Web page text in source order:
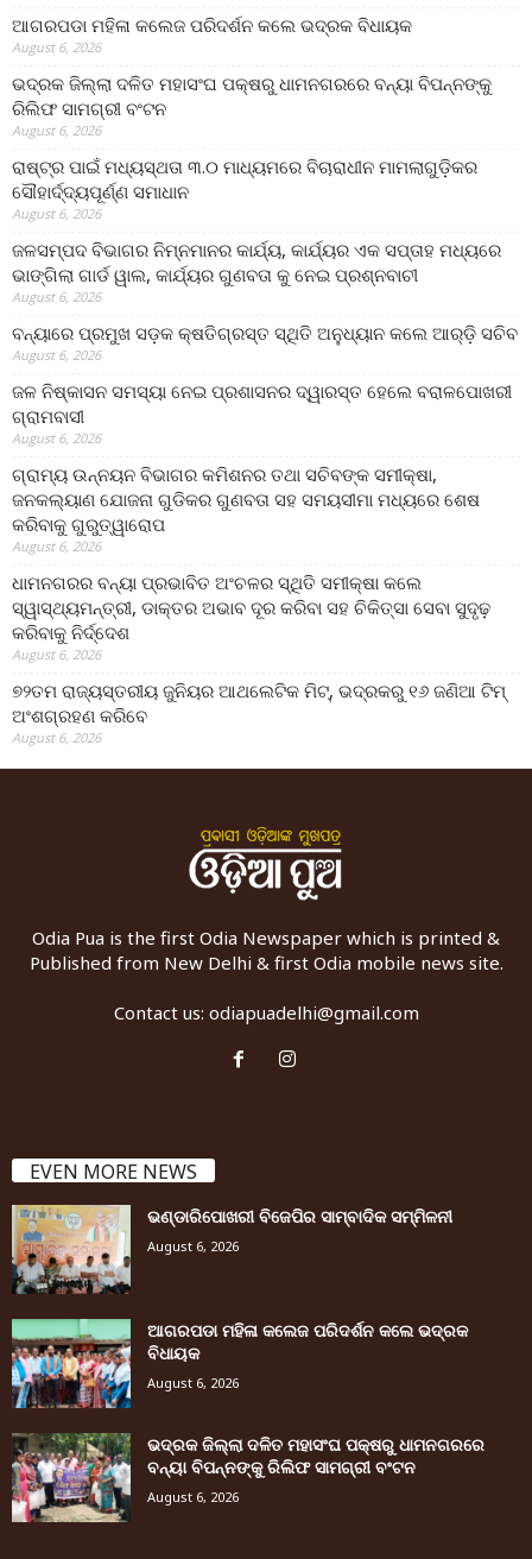
ଆଗରପଡା ମହିଳା କଲେଜ ପରିଦର୍ଶନ କଲେ ଭଦ୍ରକ ବିଧାୟକ
August 6, 2026
ଭଦ୍ରକ ଜିଲ୍ଲା ଦଳିତ ମହାସଂଘ ପକ୍ଷରୁ ଧାମନଗରରେ ବନ୍ୟା ବିପନ୍ନଙ୍କୁ
ରିଲିଫ ସାମଗ୍ରୀ ବଂଟନ
August 6, 2026
ରାଷ୍ଟ୍ର ପାଇଁ ମଧ୍ୟସ୍ଥତା ୩.୦ ମାଧ୍ୟମରେ ବିଚାରାଧୀନ ମାମଲାଗୁଡ଼ିକର
ସୌହାର୍ଦ୍ଦ୍ୟପୂର୍ଣ୍ଣ ସମାଧାନ
August 6, 2026
ଜଳସମ୍ପଦ ବିଭାଗର ନିମ୍ନମାନର କାର୍ଯ୍ୟ, କାର୍ଯ୍ୟର ଏକ ସପ୍ତାହ ମଧ୍ୟରେ
ଭାଙ୍ଗିଲା ଗାର୍ଡ ୱାଲ, କାର୍ଯ୍ୟର ଗୁଣବତା କୁ ନେଇ ପ୍ରଶ୍ନବାଚୀ
August 6, 2026
ବନ୍ୟାରେ ପ୍ରମୁଖ ସଡ଼କ କ୍ଷତିଗ୍ରସ୍ତ ସ୍ଥିତି ଅନୁଧ୍ୟାନ କଲେ ଆର୍‌ଡ଼ି ସଚିବ
August 6, 2026
ଜଳ ନିଷ୍କାସନ ସମସ୍ୟା ନେଇ ପ୍ରଶାସନର ଦ୍ୱାରସ୍ତ ହେଲେ ବରାଳପୋଖରୀ
ଗ୍ରାମବାସୀ
August 6, 2026
ଗ୍ରାମ୍ୟ ଉନ୍ନୟନ ବିଭାଗର କମିଶନର ତଥା ସଚିବଙ୍କ ସମୀକ୍ଷା,
ଜନକଲ୍ୟାଣ ଯୋଜନା ଗୁଡିକର ଗୁଣବତା ସହ ସମୟସୀମା ମଧ୍ୟରେ ଶେଷ
କରିବାକୁ ଗୁରୁତ୍ୱାରୋପ
August 6, 2026
ଧାମନଗରର ବନ୍ୟା ପ୍ରଭାବିତ ଅଂଚଳର ସ୍ଥିତି ସମୀକ୍ଷା କଲେ
ସ୍ୱାସ୍ଥ୍ୟମନ୍ତ୍ରୀ, ଡାକ୍ତର ଅଭାବ ଦୂର କରିବା ସହ ଚିକିତ୍ସା ସେବା ସୁଦୃଢ଼
କରିବାକୁ ନିର୍ଦ୍ଦେଶ
August 6, 2026
୭୨ତମ ରାଜ୍ୟସ୍ତରୀୟ ଜୁନିୟର ଆଥଲେଟିକ ମିଟ୍‌, ଭଦ୍ରକରୁ ୧୬ ଜଣିଆ ଟିମ୍
ଅଂଶଗ୍ରହଣ କରିବେ
August 6, 2026
Odia Pua is the first Odia Newspaper which is printed &
Published from New Delhi & first Odia mobile news site.
Contact us: odiapuadelhi@gmail.com
EVEN MORE NEWS
ଭଣ୍ଡାରିପୋଖରୀ ବିଜେପିର ସାମ୍ବାଦିକ ସମ୍ମିଳନୀ
August 6, 2026
ଆଗରପଡା ମହିଳା କଲେଜ ପରିଦର୍ଶନ କଲେ ଭଦ୍ରକ
ବିଧାୟକ
August 6, 2026
ଭଦ୍ରକ ଜିଲ୍ଲା ଦଳିତ ମହାସଂଘ ପକ୍ଷରୁ ଧାମନଗରରେ
ବନ୍ୟା ବିପନ୍ନଙ୍କୁ ରିଲିଫ ସାମଗ୍ରୀ ବଂଟନ
August 6, 2026